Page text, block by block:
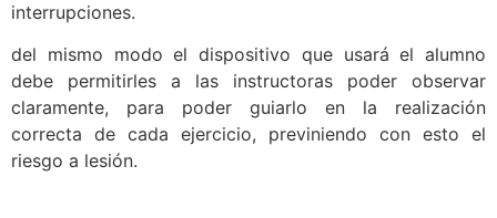
interrupciones.
del mismo modo el dispositivo que usará el alumno
debe permitirles a las instructoras poder observar
claramente, para poder guiarlo en la realización
correcta de cada ejercicio, previniendo con esto el
riesgo a lesión.